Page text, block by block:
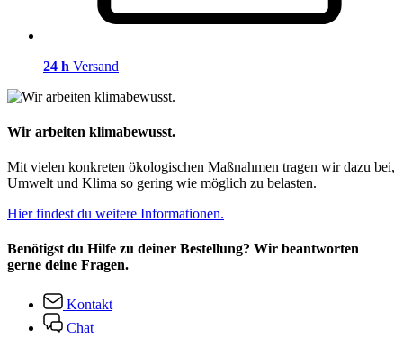
24 h Versand
Wir arbeiten klimabewusst.
Mit vielen konkreten ökologischen Maßnahmen tragen wir dazu bei,
Umwelt und Klima so gering wie möglich zu belasten.
Hier findest du weitere Informationen.
Benötigst du Hilfe zu deiner Bestellung? Wir beantworten
gerne deine Fragen.
Kontakt
Chat